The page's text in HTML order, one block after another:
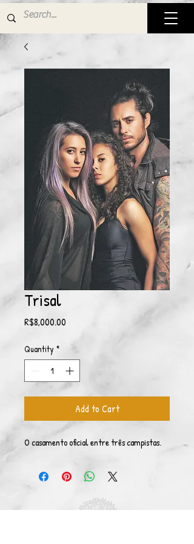
Trisal
R$8,000.00
Quantity *
Add to Cart
O casamento oficial entre três campistas.